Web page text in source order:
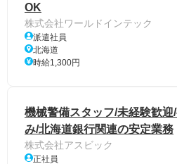
OK
株式会社ワールドインテック
派遣社員
北海道
時給1,300円
機械警備スタッフ/未経験歓
み/北海道銀行関連の安定業務
株式会社アスビック
正社員